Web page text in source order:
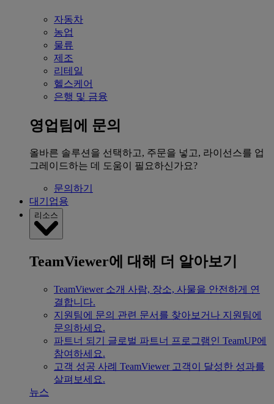
자동차
농업
물류
제조
리테일
헬스케어
은행 및 금융
영업팀에 문의
올바른 솔루션을 선택하고, 주문을 넣고, 라이선스를 업
그레이드하는 데 도움이 필요하신가요?
문의하기
대기업용
리소스
TeamViewer에 대해 더 알아보기
TeamViewer 소개 사람, 장소, 사물을 안전하게 연
결합니다.
지원팀에 문의 관련 문서를 찾아보거나 지원팀에
문의하세요.
파트너 되기
글로벌 파트너 프로그램인 TeamUP에
참여하세요.
고객 성공 사례 TeamViewer 고객이 달성한 성과를
살펴보세요.
뉴스